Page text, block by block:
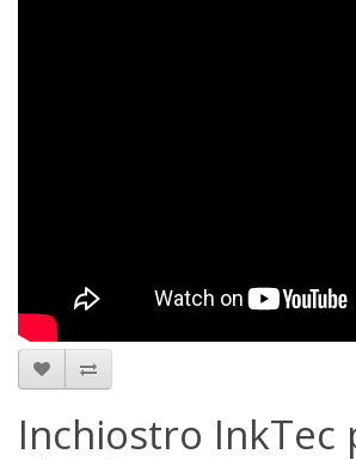
Inchiostro InkTec